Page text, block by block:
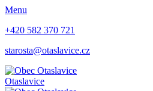
Menu
+420 582 370 721
starosta@otaslavice.cz
Otaslavice